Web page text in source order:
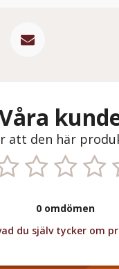
att den här
0 omdömen
du själv tycker om